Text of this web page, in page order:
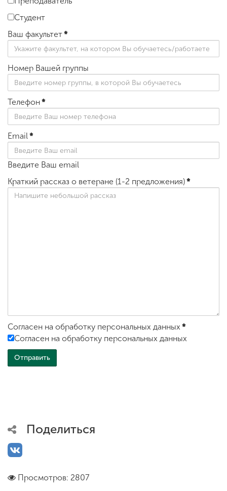
Студент
Ваш факультет*
Номер Вашей группы
Телефон*
Email*
Введите Ваш email
Краткий рассказ о ветеране (1-2 предложения)*
Согласен на обработку персональных данных *
Согласен на обработку персональных данных
Поделиться
Просмотров: 2807